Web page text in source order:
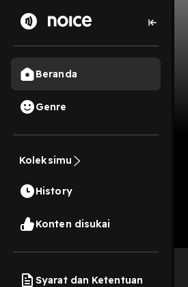
Beranda
Genre
Koleksimu
History
Konten disukai
Syarat dan Ketentuan